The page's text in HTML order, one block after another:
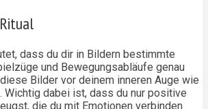
dass du dir in Bildern bestimmte
und Bewegungsabläufe genau
Bilder vor deinem inneren Auge wie
Wichtig dabei ist, dass du nur positive
die du mit Emotionen verbinden